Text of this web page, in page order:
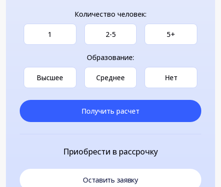
Количество человек:
1 2-5 5+
Образование:
Высшее Среднее Нет
Получить расчет
Приобрести в рассрочку
Оставить заявку